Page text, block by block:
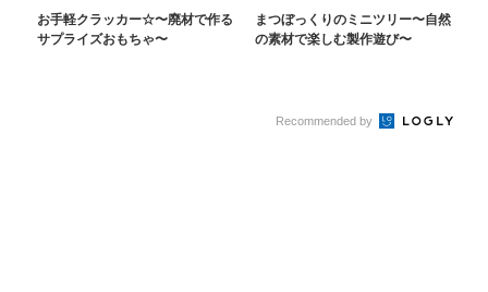
お手軽クラッカー☆〜廃材で作る
サプライズおもちゃ〜
まつぼっくりのミニツリー〜自然
の素材で楽しむ製作遊び〜
Recommended by